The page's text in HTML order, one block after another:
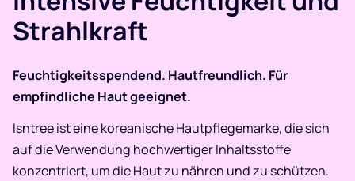
Strahlkraft
Feuchtigkeitsspendend. Hautfreundlich. Für
empfindliche Haut geeignet.
Isntree ist eine koreanische Hautpflegemarke, die sich
auf die Verwendung hochwertiger Inhaltsstoffe
konzentriert, um die Haut zu nähren und zu schützen.